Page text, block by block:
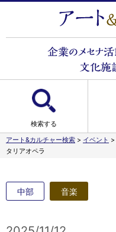
検索する
アート&カルチャー検索 > イベント >
タリアオペラ
中部 音楽